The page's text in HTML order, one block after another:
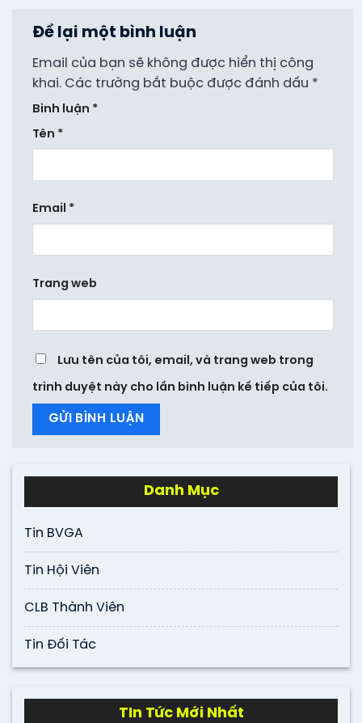
Để lại một bình luận
Email của bạn sẽ không được hiển thị công
khai. Các trường bắt buộc được đánh dấu *
Bình luận *
Tên *
Email *
Trang web
Lưu tên của tôi, email, và trang web trong
trình duyệt này cho lần bình luận kế tiếp của tôi.
Danh Mục
Tin BVGA
Tin Hội Viên
CLB Thành Viên
Tin Đối Tác
TIn Tức Mới Nhất